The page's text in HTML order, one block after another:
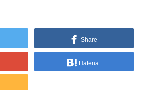
Share
Hatena